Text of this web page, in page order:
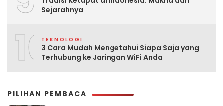
Sejarahnya
10TEKNOLOGI
3 Cara Mudah Mengetahui Siapa Saja yang
Terhubung ke Jaringan WiFi Anda
PILIHAN PEMBACA